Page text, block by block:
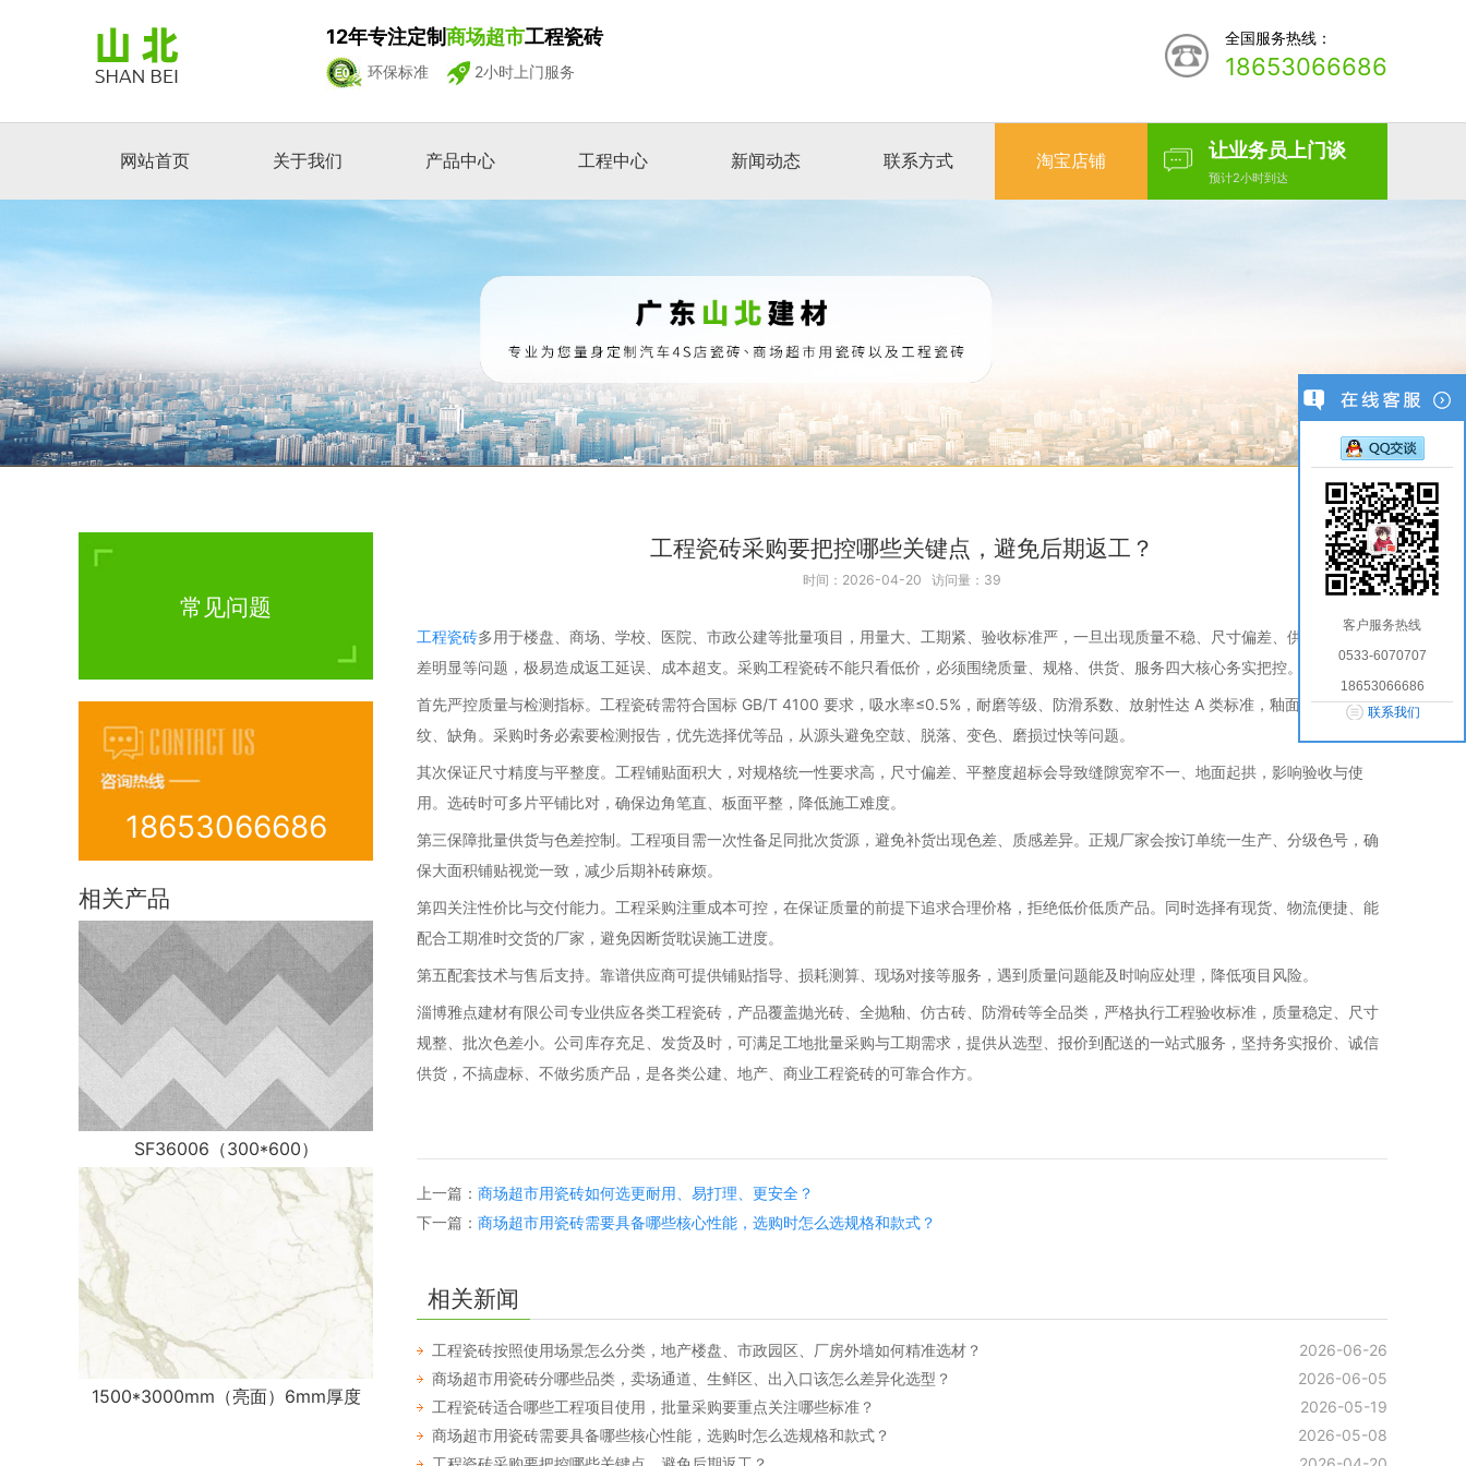
12年专注定制商场超市工程瓷砖
环保标准 2小时上门服务
全国服务热线：
18653066686
网站首页 关于我们 产品中心 工程中心 新闻动态 联系方式 淘宝店铺 让业务员上门谈
预计2小时到达
常见问题
18653066686
相关产品
SF36006（300*600）
1500*3000mm（亮面）6mm厚度
工程瓷砖采购要把控哪些关键点，避免后期返工？
时间：2026-04-20 访问量：39
工程瓷砖多用于楼盘、商场、学校、医院、市政公建等批量项目，用量大、工期紧、验收标准严，一旦出现质量不稳、尺寸偏差、供货不足、色
差明显等问题，极易造成返工延误、成本超支。采购工程瓷砖不能只看低价，必须围绕质量、规格、供货、服务四大核心务实把控。
首先严控质量与检测指标。工程瓷砖需符合国标 GB/T 4100 要求，吸水率≤0.5%，耐磨等级、防滑系数、放射性达 A 类标准，釉面无针孔、裂
纹、缺角。采购时务必索要检测报告，优先选择优等品，从源头避免空鼓、脱落、变色、磨损过快等问题。
其次保证尺寸精度与平整度。工程铺贴面积大，对规格统一性要求高，尺寸偏差、平整度超标会导致缝隙宽窄不一、地面起拱，影响验收与使
用。选砖时可多片平铺比对，确保边角笔直、板面平整，降低施工难度。
第三保障批量供货与色差控制。工程项目需一次性备足同批次货源，避免补货出现色差、质感差异。正规厂家会按订单统一生产、分级色号，确
保大面积铺贴视觉一致，减少后期补砖麻烦。
第四关注性价比与交付能力。工程采购注重成本可控，在保证质量的前提下追求合理价格，拒绝低价低质产品。同时选择有现货、物流便捷、能
配合工期准时交货的厂家，避免因断货耽误施工进度。
第五配套技术与售后支持。靠谱供应商可提供铺贴指导、损耗测算、现场对接等服务，遇到质量问题能及时响应处理，降低项目风险。
淄博雅点建材有限公司专业供应各类工程瓷砖，产品覆盖抛光砖、全抛釉、仿古砖、防滑砖等全品类，严格执行工程验收标准，质量稳定、尺寸
规整、批次色差小。公司库存充足、发货及时，可满足工地批量采购与工期需求，提供从选型、报价到配送的一站式服务，坚持务实报价、诚信
供货，不搞虚标、不做劣质产品，是各类公建、地产、商业工程瓷砖的可靠合作方。
上一篇： 商场超市用瓷砖如何选更耐用、易打理、更安全？
下一篇： 商场超市用瓷砖需要具备哪些核心性能，选购时怎么选规格和款式？
相关新闻
工程瓷砖按照使用场景怎么分类，地产楼盘、市政园区、厂房外墙如何精准选材？
2026-06-26
商场超市用瓷砖分哪些品类，卖场通道、生鲜区、出入口该怎么差异化选型？
2026-06-05
工程瓷砖适合哪些工程项目使用，批量采购要重点关注哪些标准？
2026-05-19
商场超市用瓷砖需要具备哪些核心性能，选购时怎么选规格和款式？
2026-05-08
客户服务热线
0533-6070707
18653066686
联系我们